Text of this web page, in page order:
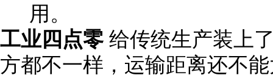
用。
工业四点零 给传统生产装上
方都不一样，运输距离还不